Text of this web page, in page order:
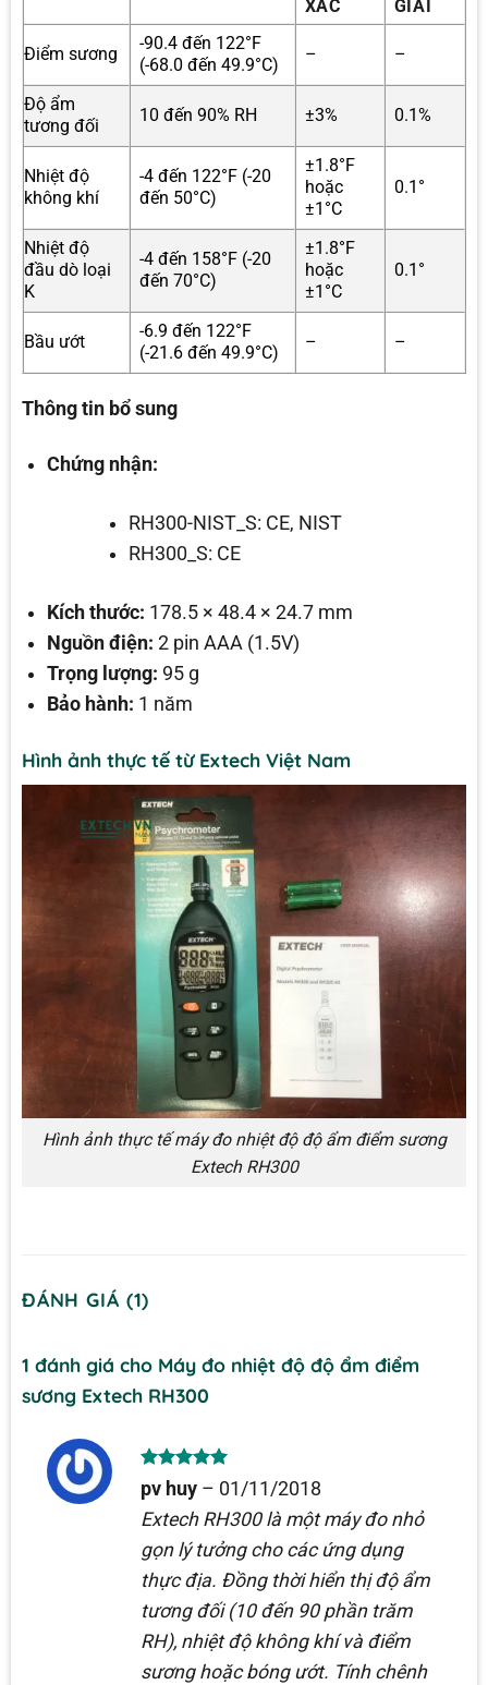
XÁC GIẢI
Điểm sương
-90.4 đến 122°F
(-68.0 đến 49.9°C)
– –
Độ ẩm
tương đối
10 đến 90% RH ±3% 0.1%
Nhiệt độ
không khí
-4 đến 122°F (-20
đến 50°C)
±1.8°F
hoặc
±1°C
0.1°
Nhiệt độ
đầu dò loại
K
-4 đến 158°F (-20
đến 70°C)
±1.8°F
hoặc
±1°C
0.1°
Bầu ướt
-6.9 đến 122°F
(-21.6 đến 49.9°C)
– –
Thông tin bổ sung
Chứng nhận:
RH300-NIST_S: CE, NIST
RH300_S: CE
Kích thước: 178.5 × 48.4 × 24.7 mm
Nguồn điện: 2 pin AAA (1.5V)
Trọng lượng: 95 g
Bảo hành: 1 năm
Hình ảnh thực tế từ Extech Việt Nam
Hình ảnh thực tế máy đo nhiệt độ độ ẩm điểm sương
Extech RH300
ĐÁNH GIÁ (1)
1 đánh giá cho Máy đo nhiệt độ độ ẩm điểm
sương Extech RH300
Được xếp
hạng55
sao
pv huy – 01/11/2018
Extech RH300 là một máy đo nhỏ
gọn lý tưởng cho các ứng dụng
thực địa. Đồng thời hiển thị độ ẩm
tương đối (10 đến 90 phần trăm
RH), nhiệt độ không khí và điểm
sương hoặc bóng ướt. Tính chênh